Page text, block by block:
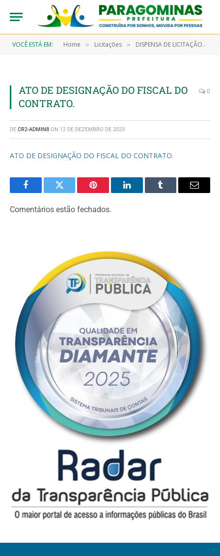
VOCÊ ESTÁ EM: Home » Licitações » DISPENSA DE LICITAÇÃO N° 7/2023-00016 (AQUISIÇÃO DE EQUIPAMENTO HOSPITALAR, OBJETIVANDO ATENDER O HOSPITAL MUNICIPAL DE PARAGOMINAS)
ATO DE DESIGNAÇÃO DO FISCAL DO
CONTRATO.
0
DE CR2-ADMIN8 ON 12 DE DEZEMBRO DE 2023
ATO DE DESIGNAÇÃO DO FISCAL DO CONTRATO.
FacebookTwitter Pinterest LinkedInTumblr Email
Comentários estão fechados.